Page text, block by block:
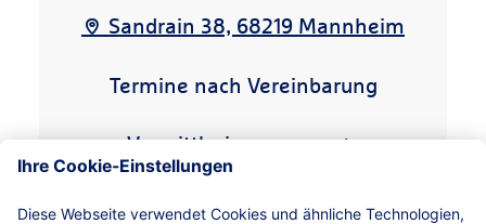
Sandrain 38, 68219 Mannheim
Termine nach Vereinbarung
Vermittlerimpressum